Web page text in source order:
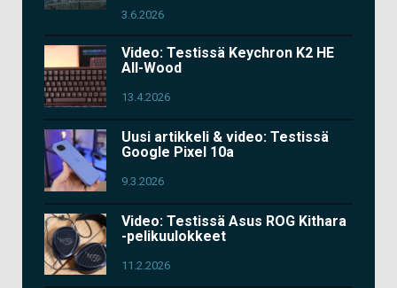
3.6.2026
Video: Testissä Keychron K2 HE
All-Wood
13.4.2026
Uusi artikkeli & video: Testissä
Google Pixel 10a
9.3.2026
Video: Testissä Asus ROG Kithara
-pelikuulokkeet
11.2.2026